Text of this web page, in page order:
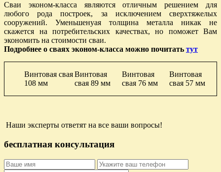
Сваи эконом-класса являются отличным решением для
любого рода построек, за исключением сверхтяжелых
сооружений. Уменьшенyая толщина металла никак не
скажется на потребительских качеcтвах, но поможет Вам
экономить на стоимости сваи.
Подробнее о сваях эконом-класса можно почитать тут
Винтовая свая
108 мм
Винтовая
свая 89 мм
Винтовая
свая 76 мм
Винтовая
свая 57 мм
Наши эксперты ответят на все ваши вопросы!
бесплатная консультация